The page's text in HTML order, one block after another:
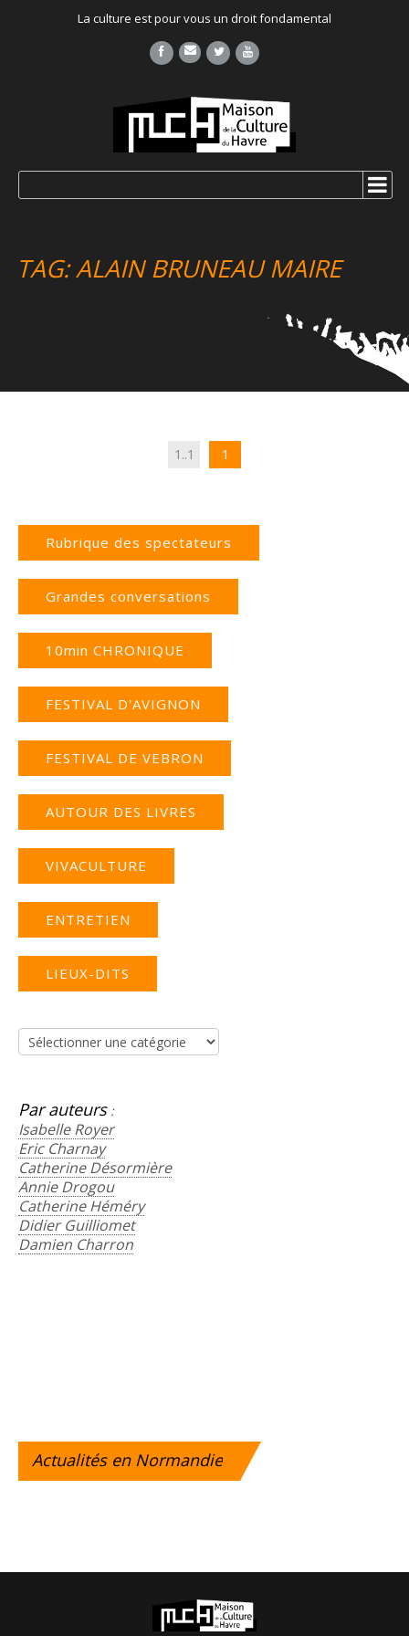
La culture est pour vous un droit fondamental
TAG: ALAIN BRUNEAU MAIRE
1..1 1
Rubrique des spectateurs
Grandes conversations
10min CHRONIQUE
FESTIVAL D'AVIGNON
FESTIVAL DE VEBRON
AUTOUR DES LIVRES
VIVACULTURE
ENTRETIEN
LIEUX-DITS
Recherche
Par auteurs:
Isabelle Royer
Eric Charnay
Catherine Désormière
Annie Drogou
Catherine Héméry
Didier Guilliomet
Damien Charron
Actualitésen Normandie